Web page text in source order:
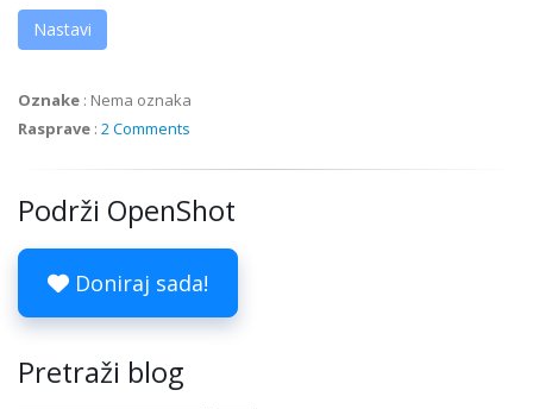
Nastavi
Oznake : Nema oznaka
Rasprave : 2 Comments
Podrži OpenShot
Doniraj sada!
Pretraži blog